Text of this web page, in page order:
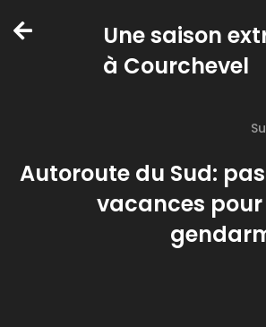
Une saison
à Courchevel
Autoroute du Sud:
vacances pour